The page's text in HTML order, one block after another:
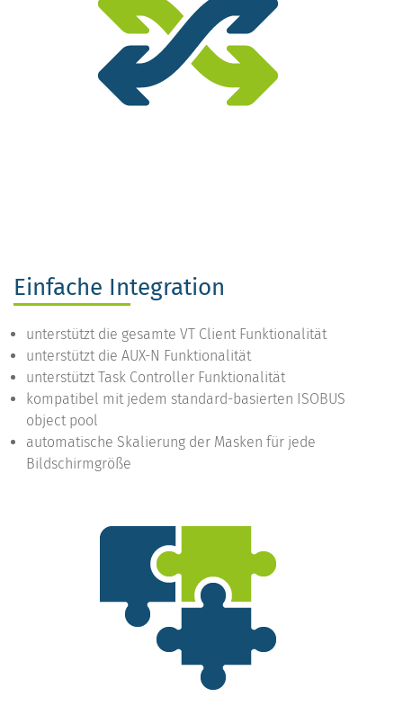
Einfache Integration
unterstützt die gesamte VT Client Funktionalität
unterstützt die AUX-N Funktionalität
unterstützt Task Controller Funktionalität
kompatibel mit jedem standard-basierten ISOBUS
object pool
automatische Skalierung der Masken für jede
Bildschirmgröße